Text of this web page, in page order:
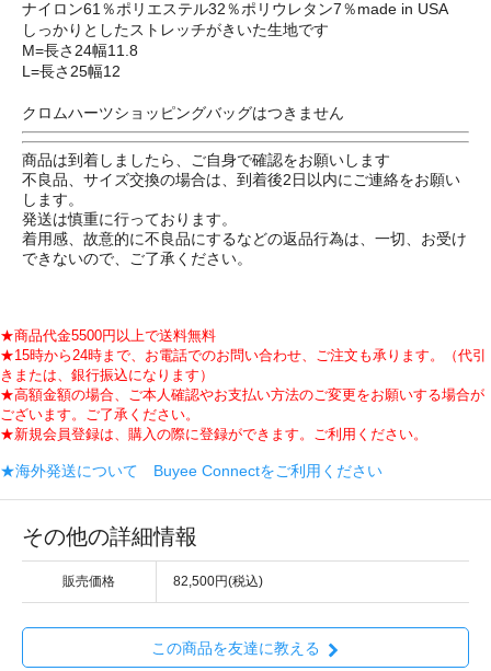
ナイロン61％ポリエステル32％ポリウレタン7％made in USA
しっかりとしたストレッチがきいた生地です
M=長さ24幅11.8
L=長さ25幅12
クロムハーツショッピングバッグはつきません
商品は到着しましたら、ご自身で確認をお願いします
不良品、サイズ交換の場合は、到着後2日以内にご連絡をお願い
します。
発送は慎重に行っております。
着用感、故意的に不良品にするなどの返品行為は、一切、お受け
できないので、ご了承ください。
★商品代金5500円以上で送料無料
★15時から24時まで、お電話でのお問い合わせ、ご注文も承ります。（代引
きまたは、銀行振込になります）
★高額金額の場合、ご本人確認やお支払い方法のご変更をお願いする場合が
ございます。ご了承ください。
★新規会員登録は、購入の際に登録ができます。ご利用ください。
★海外発送について Buyee Connectをご利用ください
その他の詳細情報
販売価格 82,500円(税込)
この商品を友達に教える